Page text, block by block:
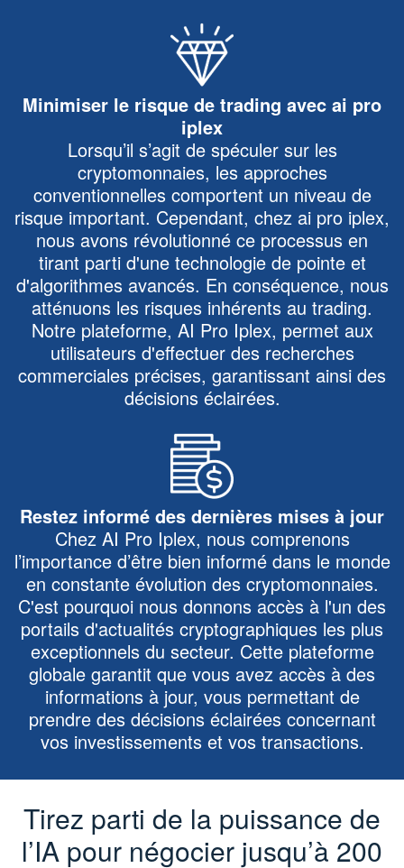
Minimiser le risque de trading avec ai pro
iplex
Lorsqu’il s’agit de spéculer sur les
cryptomonnaies, les approches
conventionnelles comportent un niveau de
risque important. Cependant, chez ai pro iplex,
nous avons révolutionné ce processus en
tirant parti d'une technologie de pointe et
d'algorithmes avancés. En conséquence, nous
atténuons les risques inhérents au trading.
Notre plateforme, AI Pro Iplex, permet aux
utilisateurs d'effectuer des recherches
commerciales précises, garantissant ainsi des
décisions éclairées.
Restez informé des dernières mises à jour
Chez AI Pro Iplex, nous comprenons
l’importance d’être bien informé dans le monde
en constante évolution des cryptomonnaies.
C'est pourquoi nous donnons accès à l'un des
portails d'actualités cryptographiques les plus
exceptionnels du secteur. Cette plateforme
globale garantit que vous avez accès à des
informations à jour, vous permettant de
prendre des décisions éclairées concernant
vos investissements et vos transactions.
Tirez parti de la puissance de
l’IA pour négocier jusqu’à 200